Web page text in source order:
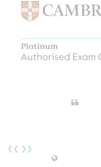
cu
❮❮ ❯❯